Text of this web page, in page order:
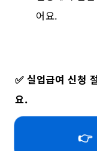
어요.
✅실업급여 신청
요.
👉